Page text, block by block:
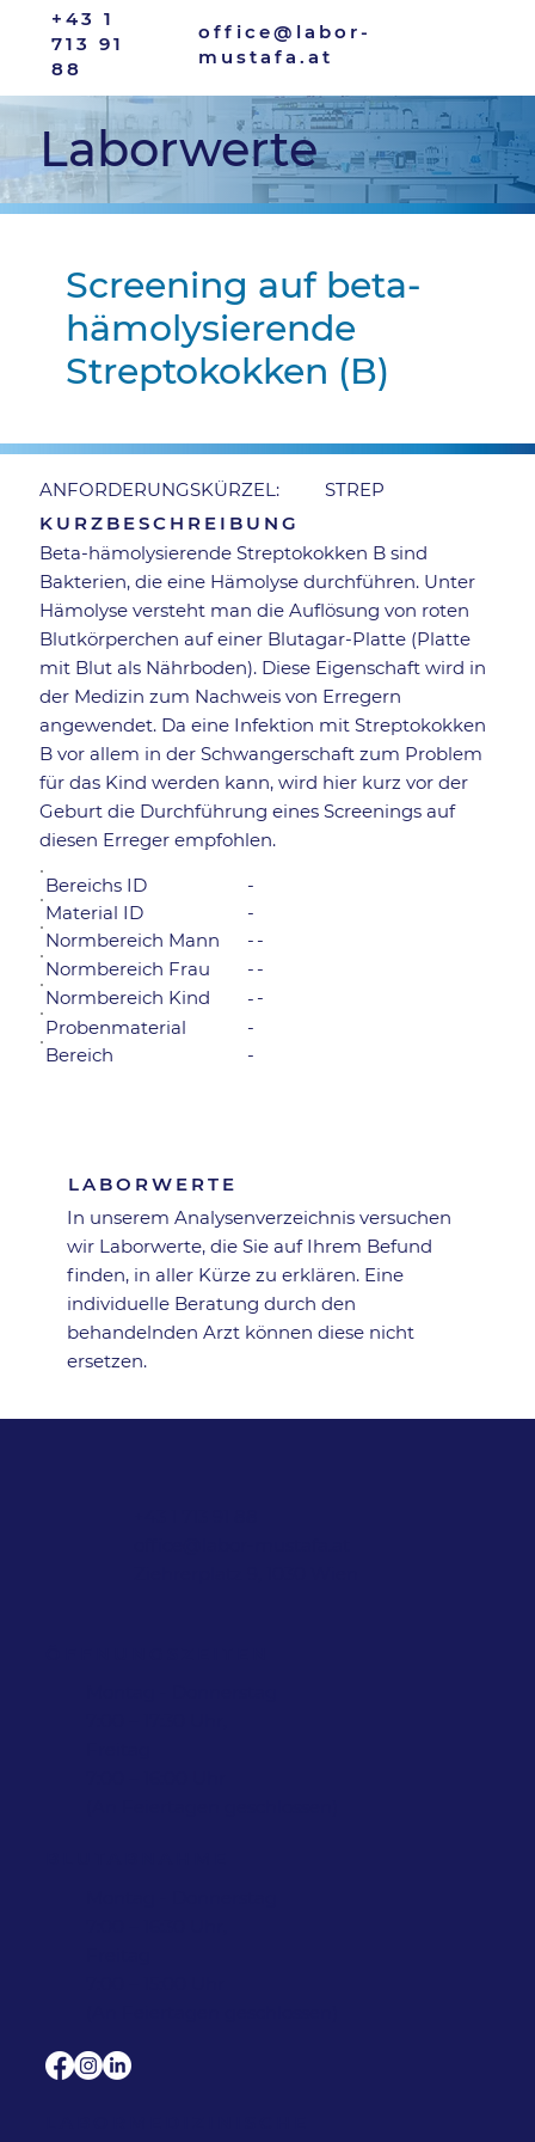
+43 1
713 91
88
office@labor-
mustafa.at
Laborwerte
Screening auf beta-
hämolysierende
Streptokokken (B)
ANFORDERUNGSKÜRZEL:
STREP
KURZBESCHREIBUNG
Beta-hämolysierende Streptokokken B sind
Bakterien, die eine Hämolyse durchführen. Unter
Hämolyse versteht man die Auflösung von roten
Blutkörperchen auf einer Blutagar-Platte (Platte
mit Blut als Nährboden). Diese Eigenschaft wird in
der Medizin zum Nachweis von Erregern
angewendet. Da eine Infektion mit Streptokokken
B vor allem in der Schwangerschaft zum Problem
für das Kind werden kann, wird hier kurz vor der
Geburt die Durchführung eines Screenings auf
diesen Erreger empfohlen.
Bereichs ID
-
Material ID
-
Normbereich Mann
- -
Normbereich Frau
- -
Normbereich Kind
- -
Probenmaterial
-
Bereich
-
LABORWERTE
In unserem Analysen­verzeichnis versuchen
wir Laborwerte, die Sie auf Ihrem Befund
finden, in aller Kürze zu erklären. Eine
individuelle Beratung durch den
behandelnden Arzt können diese nicht
ersetzen.